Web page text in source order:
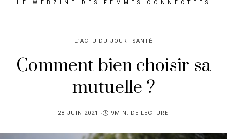
LE WEBZINE DES FEMMES CONNECTÉES
L’ACTU DU JOUR SANTÉ
Comment bien choisir sa
mutuelle ?
PUBLIÉ
28 JUIN 2021 9MIN. DE LECTURE